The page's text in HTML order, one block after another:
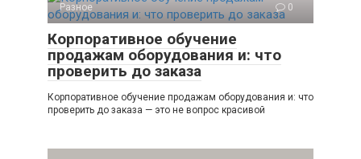
Разное 0
Корпоративное обучение
продажам оборудования и: что
проверить до заказа
Корпоративное обучение продажам оборудования и: что
проверить до заказа — это не вопрос красивой